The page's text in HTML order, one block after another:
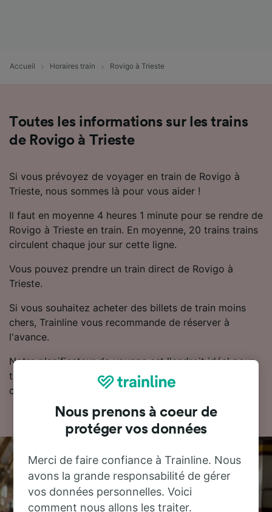
Accueil Horaires train Rovigo à Trieste
Toutes les informations sur les trains
de Rovigo à Trieste
Si vous prévoyez de voyager en train de Rovigo à
Trieste, nous sommes là pour vous aider !
Il faut en moyenne 4 heures 1 minute pour se rendre de
Rovigo à Trieste en train. En moyenne, 20 trains trains
circulent chaque jour sur cette ligne.
Vous pouvez prendre un train direct de Rovigo à
Trieste.
Si vous souhaitez acheter des billets de train moins
chers, Trainline vous recommande de réserver à
l'avance.
Notre planificateur de voyage est l'endroit idéal pour
trouver les horaires, les billets et les tarifs les moins
chers.
Nous prenons à coeur de
protéger vos données
Merci de faire confiance à Trainline. Nous
avons la grande responsabilité de gérer
vos données personnelles. Voici
comment nous allons les traiter.